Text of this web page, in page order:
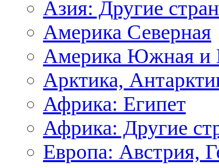
Азия: Другие
Америка Северная
Америка Южная и
Арктика,
Африка: Египет
Африка: Другие
Европа: Австрия,